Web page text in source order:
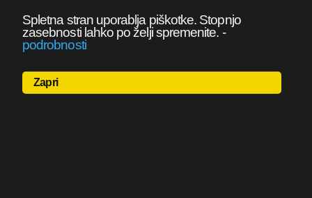
Spletna stran uporablja piškotke. Stopnjo
zasebnosti lahko po želji spremenite. -
podrobnosti
Zapri